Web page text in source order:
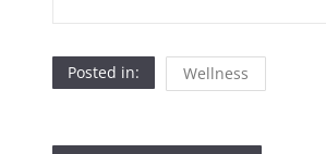
Posted in: Wellness